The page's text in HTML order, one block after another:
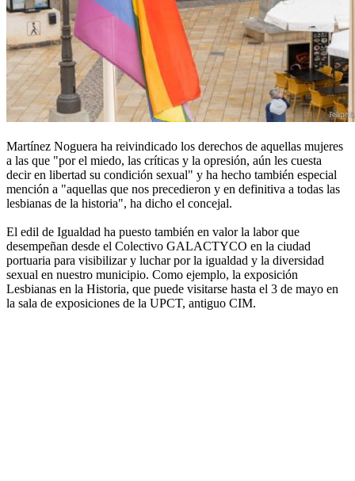
Martínez Noguera ha reivindicado los derechos de aquellas mujeres
a las que "por el miedo, las críticas y la opresión, aún les cuesta
decir en libertad su condición sexual" y ha hecho también especial
mención a "aquellas que nos precedieron y en definitiva a todas las
lesbianas de la historia", ha dicho el concejal.
El edil de Igualdad ha puesto también en valor la labor que
desempeñan desde el Colectivo GALACTYCO en la ciudad
portuaria para visibilizar y luchar por la igualdad y la diversidad
sexual en nuestro municipio. Como ejemplo, la exposición
Lesbianas en la Historia, que puede visitarse hasta el 3 de mayo en
la sala de exposiciones de la UPCT, antiguo CIM.